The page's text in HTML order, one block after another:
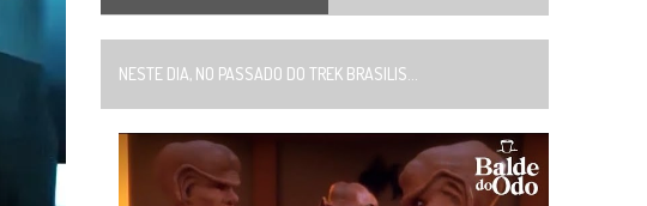
NESTE DIA, NO PASSADO DO TREK BRASILIS...